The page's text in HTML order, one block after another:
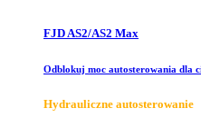
FJD AS2/AS2 Max
Odblokuj moc autosterowania dla
Hydrauliczne autosterowanie